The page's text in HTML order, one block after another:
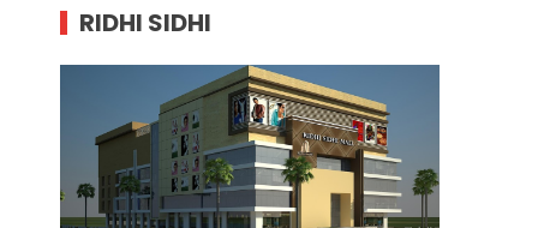
RIDHI SIDHI